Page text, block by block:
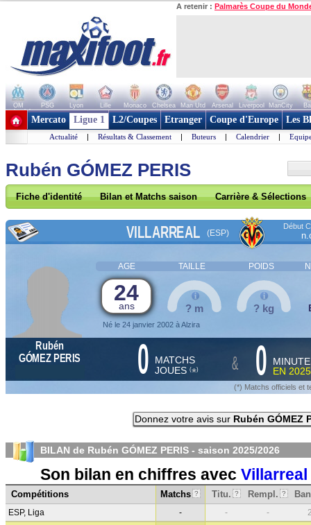
A retenir : Palmarès Coupe du
OM PSG Lyon Lille Monaco Chelsea Man Utd Arsenal Liverpool ManCity
+ de clubs
Mercato Ligue 1 L2/Coupes Etranger Coupe d'Europe Les
Actualité | Résultats & Classement | Buteurs | Calendrier |
Rubén GÓMEZ PERIS
Fiche d'identité Bilan et Matchs saison Carrière & Sélections
VILLARREAL (ESP)
Début
AGE TAILLE POIDS
24
ans
Né le 24 janvier 2002 à Alzira
? m ? kg
Rubén
GÓMEZ PERIS
0 MATCHS
JOUES (*) & 0
EN
(*) Matchs officiels et
Donnez votre avis sur Rubén GÓMEZ
BILAN de Rubén GÓMEZ PERIS - saison 2025/2026
Son bilan en chiffres avec Villarreal
Compétitions Matchs ? Titu. ? Rempl. ?
ESP, Liga - - -